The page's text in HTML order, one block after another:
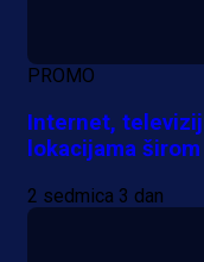
PROMO
Internet,
lokacijama
2 sedmica 3 dan